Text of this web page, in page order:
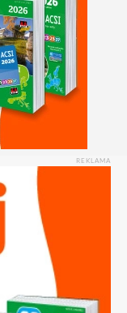
REKLAMA